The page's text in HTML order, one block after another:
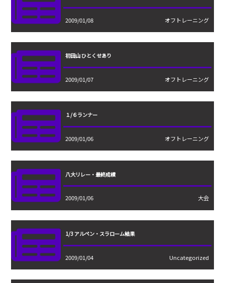
2009/01/08 オフトレーニング
初田山 ひとくせあり
2009/01/07 オフトレーニング
１/６ランナー
2009/01/06 オフトレーニング
八大リレー・最終成績
2009/01/06 大会
1/3 アルペン・スラローム結果
2009/01/04 Uncategorized